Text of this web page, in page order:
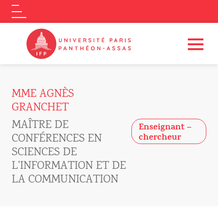
Logo
MME AGNÈS
GRANCHET
MAÎTRE DE
CONFÉRENCES EN
SCIENCES DE
L'INFORMATION ET DE
LA COMMUNICATION
Enseignant –
chercheur